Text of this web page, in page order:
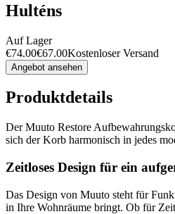
Hulténs
Auf Lager
€74.00€67.00Kostenloser Versand
Angebot ansehen
Produktdetails
Der Muuto Restore
sich der Korb harmonisch in jedes
Zeitloses Design für ein
Das Design von Muuto steht für
in Ihre Wohnräume bringt. Ob für